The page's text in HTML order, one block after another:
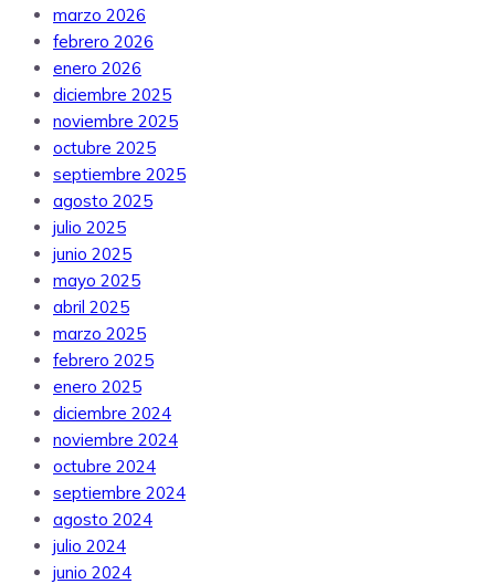
marzo 2026
febrero 2026
enero 2026
diciembre 2025
noviembre 2025
octubre 2025
septiembre 2025
agosto 2025
julio 2025
junio 2025
mayo 2025
abril 2025
marzo 2025
febrero 2025
enero 2025
diciembre 2024
noviembre 2024
octubre 2024
septiembre 2024
agosto 2024
julio 2024
junio 2024